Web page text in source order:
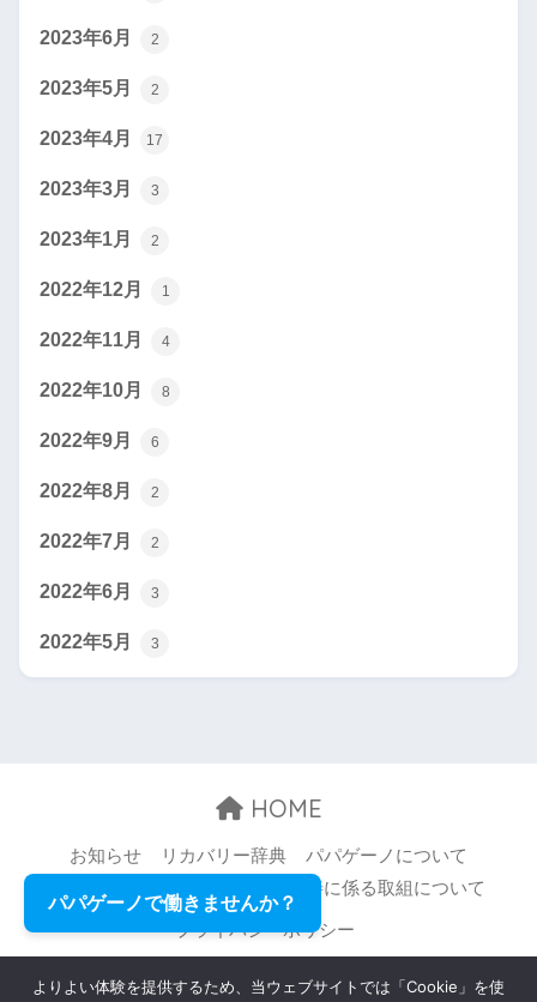
2023年6月 2
2023年5月 2
2023年4月 17
2023年3月 3
2023年1月 2
2022年12月 1
2022年11月 4
2022年10月 8
2022年9月 6
2022年8月 2
2022年7月 2
2022年6月 3
2022年5月 3
HOME
お知らせ リカバリー辞典
パパゲーノについて
職場環境等の改善に係る取組について
プライバシーポリシー
© 2026 Papageno,Inc. All rights reserved.
パパゲーノで働きませんか？
よりよい体験を提供するため、当ウェブサイトでは「Cookie」を使